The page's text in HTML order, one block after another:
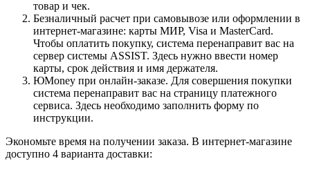
товар и чек.
Безналичный расчет при самовывозе или оформлении в
интернет-магазине: карты МИР, Visa и MasterCard.
Чтобы оплатить покупку, система перенаправит вас на
сервер системы ASSIST. Здесь нужно ввести номер
карты, срок действия и имя держателя.
ЮMoney при онлайн-заказе. Для совершения покупки
система перенаправит вас на страницу платежного
сервиса. Здесь необходимо заполнить форму по
инструкции.
Экономьте время на получении заказа. В интернет-магазине
доступно 4 варианта доставки: